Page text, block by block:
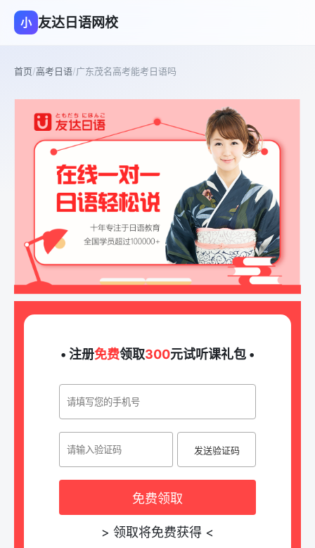
小 友达日语网校
首页/高考日语/广东茂名高考能考日语吗
• 注册免费领取300元试听课礼包 •
发送验证码
免费领取
> 领取将免费获得 <